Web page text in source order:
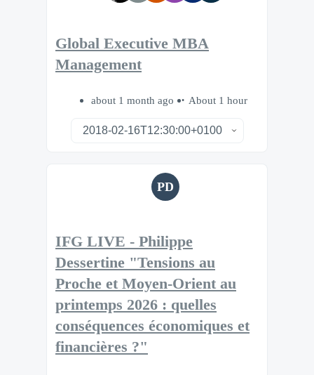
Global Executive MBA
Management
about 1 month ago About 1 hour
PD
IFG LIVE - Philippe
Dessertine "Tensions au
Proche et Moyen-Orient au
printemps 2026 : quelles
conséquences économiques et
financières ?"